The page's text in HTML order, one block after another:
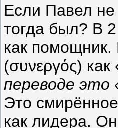
Если Павел
тогда был? В
как
(συνεργός)
переводе это
Это
как лидера.